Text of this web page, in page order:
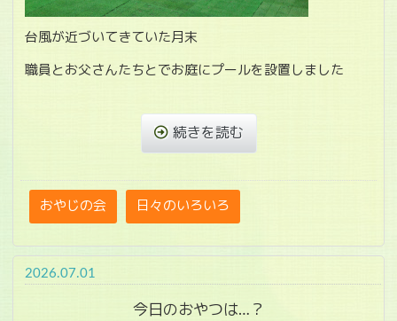
台風が近づいてきていた月末
職員とお父さんたちとでお庭にプールを設置しました
続きを読む
おやじの会 日々のいろいろ
2026.07.01
今日のおやつは…？